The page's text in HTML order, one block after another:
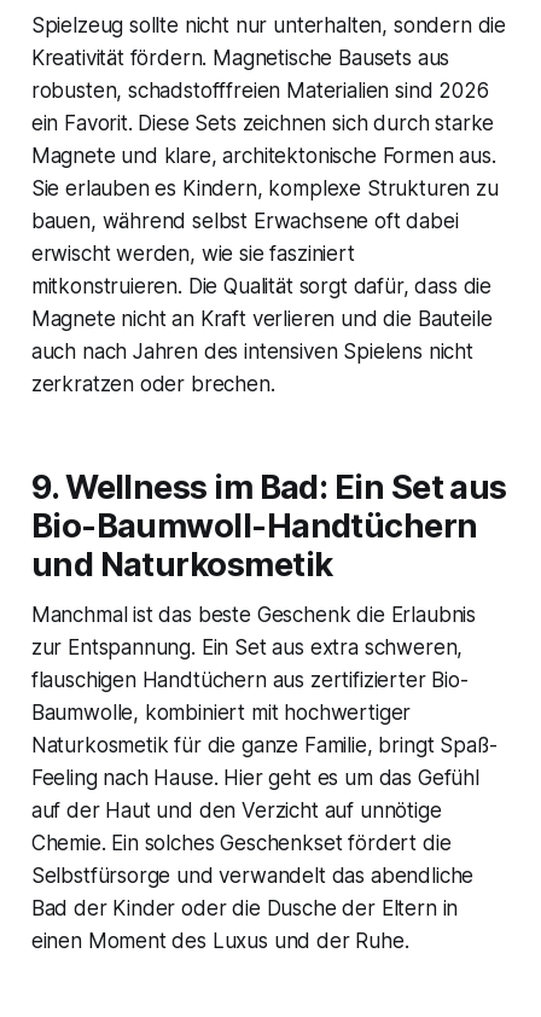
Spielzeug sollte nicht nur unterhalten, sondern die
Kreativität fördern. Magnetische Bausets aus
robusten, schadstofffreien Materialien sind 2026
ein Favorit. Diese Sets zeichnen sich durch starke
Magnete und klare, architektonische Formen aus.
Sie erlauben es Kindern, komplexe Strukturen zu
bauen, während selbst Erwachsene oft dabei
erwischt werden, wie sie fasziniert
mitkonstruieren. Die Qualität sorgt dafür, dass die
Magnete nicht an Kraft verlieren und die Bauteile
auch nach Jahren des intensiven Spielens nicht
zerkratzen oder brechen.
9. Wellness im Bad: Ein Set aus
Bio-Baumwoll-Handtüchern
und Naturkosmetik
Manchmal ist das beste Geschenk die Erlaubnis
zur Entspannung. Ein Set aus extra schweren,
flauschigen Handtüchern aus zertifizierter Bio-
Baumwolle, kombiniert mit hochwertiger
Naturkosmetik für die ganze Familie, bringt Spaß-
Feeling nach Hause. Hier geht es um das Gefühl
auf der Haut und den Verzicht auf unnötige
Chemie. Ein solches Geschenkset fördert die
Selbstfürsorge und verwandelt das abendliche
Bad der Kinder oder die Dusche der Eltern in
einen Moment des Luxus und der Ruhe.